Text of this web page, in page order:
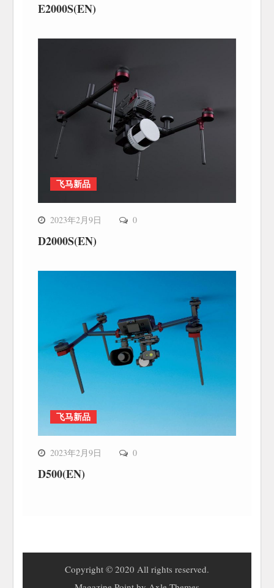
E2000S(EN)
飞马新品
2023年2月9日 0
D2000S(EN)
飞马新品
2023年2月9日 0
D500(EN)
Copyright © 2020 All rights reserved.